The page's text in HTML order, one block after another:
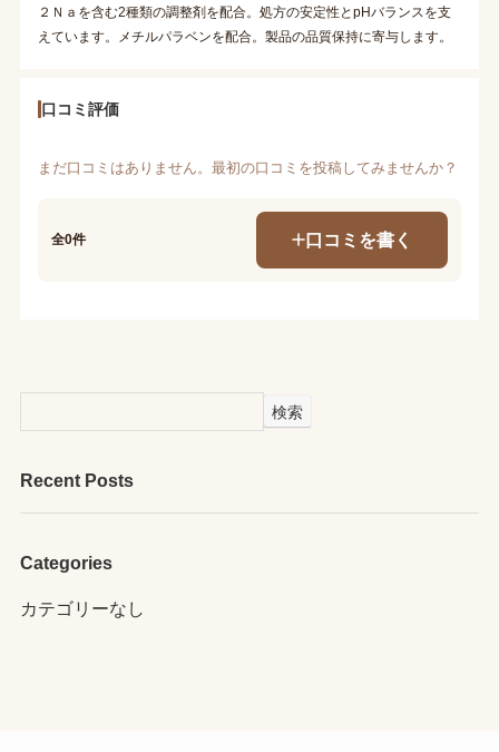
２Ｎａを含む2種類の調整剤を配合。処方の安定性とpHバランスを支
えています。メチルパラベンを配合。製品の品質保持に寄与します。
口コミ評価
まだ口コミはありません。最初の口コミを投稿してみませんか？
全0件 口コミを書く
検索
Recent Posts
Categories
カテゴリーなし